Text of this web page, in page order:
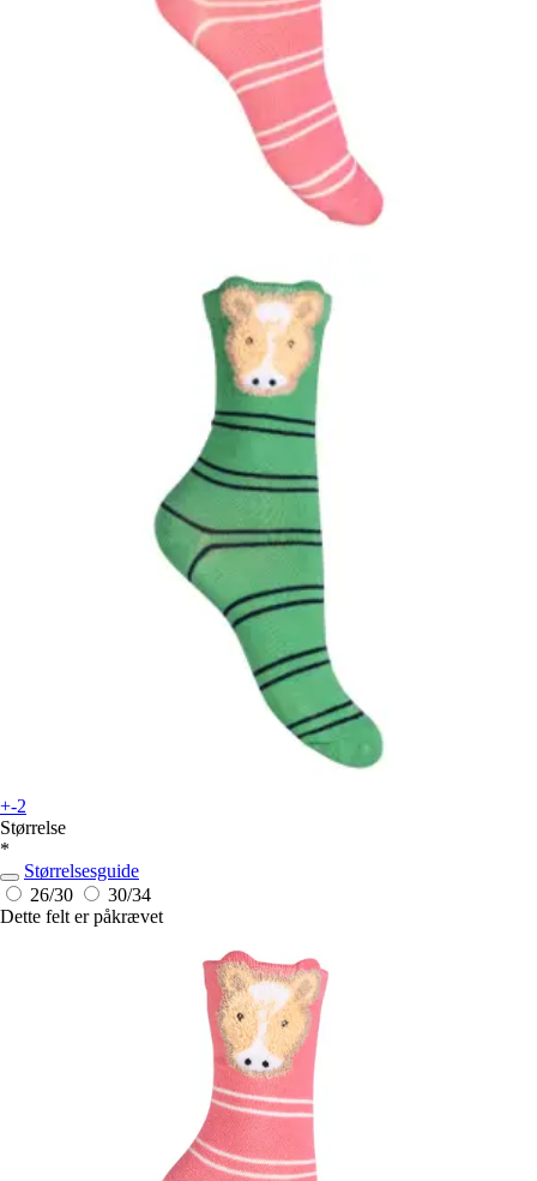
+-2
Størrelse
*
Størrelsesguide
26/30
30/34
Dette felt er påkrævet